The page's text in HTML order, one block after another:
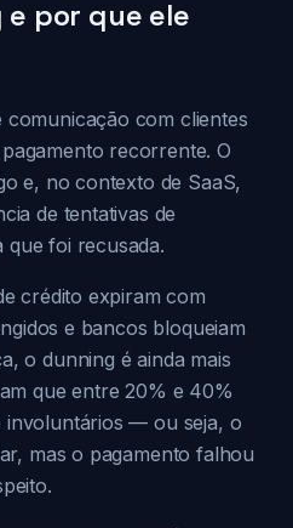
por que ele
com clientes
recorrente. O
e, no contexto de SaaS,
de tentativas de
foi recusada.
crédito expiram com
e bancos bloqueiam
o dunning é ainda mais
que entre 20% e 40%
involuntários — ou seja, o
mas o pagamento falhou